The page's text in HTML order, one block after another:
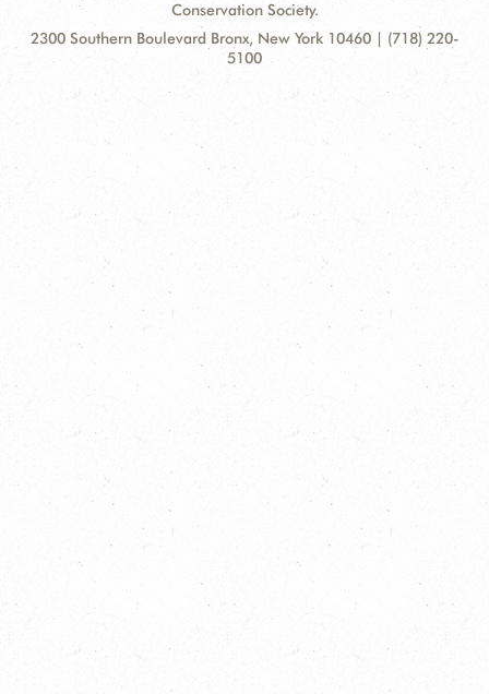
Conservation Society.
Contact
Address:
2300 Southern Boulevard Bronx, New York 10460 | (718) 220-
5100